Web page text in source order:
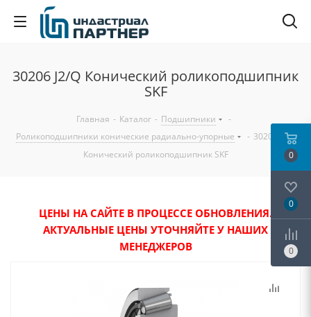
30206 J2/Q Конический роликоподшипник
SKF
Главная - Каталог - Подшипники
-
Роликоподшипники конические радиально-упорные
- 30206 J2/Q
Конический роликоподшипник SKF
ЦЕНЫ НА САЙТЕ В ПРОЦЕССЕ ОБНОВЛЕНИЯ.
АКТУАЛЬНЫЕ ЦЕНЫ УТОЧНЯЙТЕ У НАШИХ
МЕНЕДЖЕРОВ
0
0
0